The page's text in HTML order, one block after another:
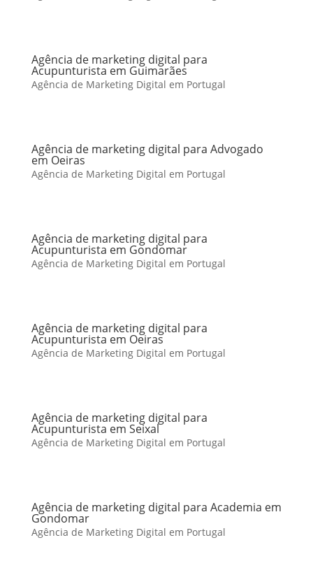
Agência de marketing digital para
Acupunturista em Guimarães
Agência de Marketing Digital em Portugal
Agência de marketing digital para Advogado
em Oeiras
Agência de Marketing Digital em Portugal
Agência de marketing digital para
Acupunturista em Gondomar
Agência de Marketing Digital em Portugal
Agência de marketing digital para
Acupunturista em Oeiras
Agência de Marketing Digital em Portugal
Agência de marketing digital para
Acupunturista em Seixal
Agência de Marketing Digital em Portugal
Agência de marketing digital para Academia em
Gondomar
Agência de Marketing Digital em Portugal